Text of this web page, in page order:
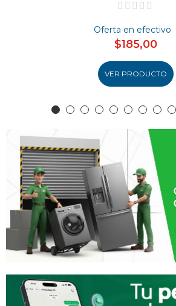
Oferta en efectivo
$185,00
VER PRODUCTO